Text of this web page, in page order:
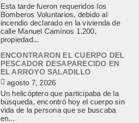
Esta tarde fueron requeridos los
Bomberos Voluntarios, debido al
incendio declarado en la vivienda de
calle Manuel Caminos 1.200,
propiedad...
ENCONTRARON EL CUERPO DEL
PESCADOR DESAPARECIDO EN
EL ARROYO SALADILLO
agosto 7, 2026
Un helicóptero que participaba de la
búsqueda, encontró hoy el cuerpo sin
vida de la persona que se buscaba
en...